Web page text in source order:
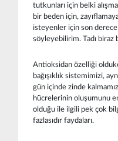
tutkunları için belki
bir beden için,
isteyenler için son
söyleyebilirim. Tadı biraz
Antioksidan özelliği
bağışıklık sistemimizi,
gün içinde zinde
hücrelerinin oluşumunu
olduğu ile ilgili pek çok
fazlasıdır faydaları.